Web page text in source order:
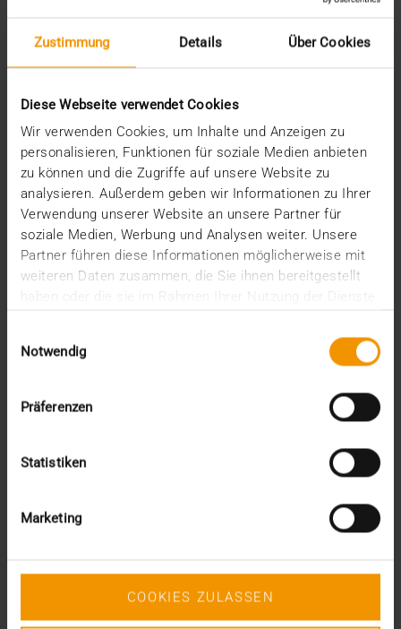
Zustimmung Details Über Cookies
Diese Webseite verwendet Cookies
Wir verwenden Cookies, um Inhalte und Anzeigen zu
personalisieren, Funktionen für soziale Medien anbieten
zu können und die Zugriffe auf unsere Website zu
analysieren. Außerdem geben wir Informationen zu Ihrer
Verwendung unserer Website an unsere Partner für
soziale Medien, Werbung und Analysen weiter. Unsere
Partner führen diese Informationen möglicherweise mit
weiteren Daten zusammen, die Sie ihnen bereitgestellt
haben oder die sie im Rahmen Ihrer Nutzung der Dienste
Notwendig
Präferenzen
Statistiken
Marketing
COOKIES ZULASSEN
Dezember (5)
September (3)
Juli (3)
Juni (1)
Mai (2)
April (1)
März (2)
Februar (4)
Januar (2)
2024
August (1)
Juni (3)
März (1)
2023
August (3)
Juni (6)